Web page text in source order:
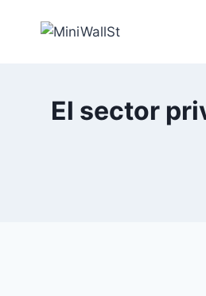
El sector